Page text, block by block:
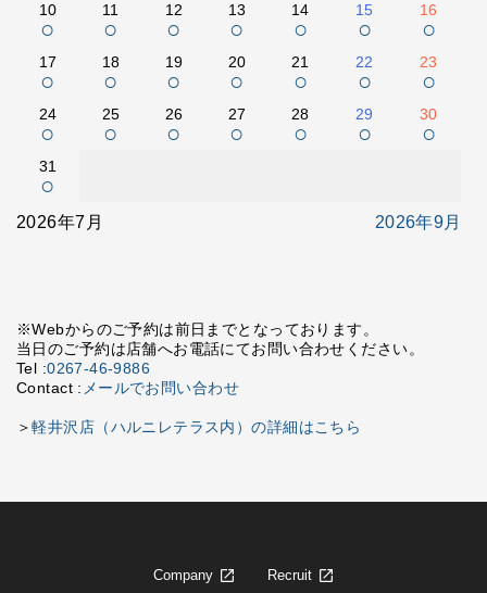
10
○
11
○
12
○
13
○
14
○
15
○
16
○
17
○
18
○
19
○
20
○
21
○
22
○
23
○
24
○
25
○
26
○
27
○
28
○
29
○
30
○
31
○
2026年7月 2026年9月
※Webからのご予約は前日までとなっております。
当日のご予約は店舗へお電話にてお問い合わせください。
Tel :0267-46-9886
Contact : メールでお問い合わせ
＞軽井沢店（ハルニレテラス内）の詳細はこちら
Company Recruit